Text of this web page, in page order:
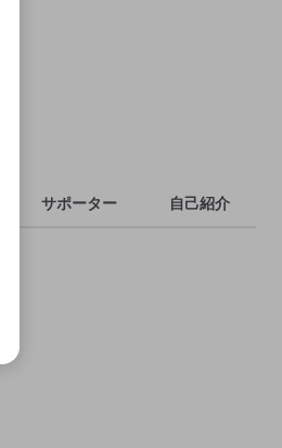
サポーター 自己紹介